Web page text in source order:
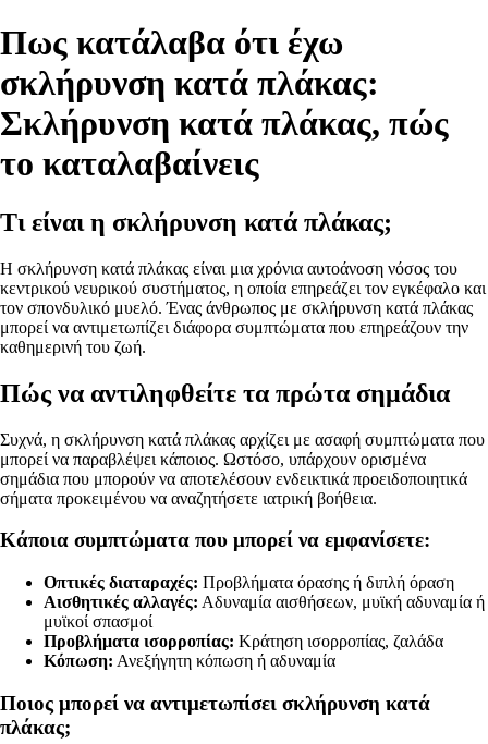
Πως κατάλαβα ότι έχω
σκλήρυνση κατά πλάκας:
Σκλήρυνση κατά πλάκας, πώς
το καταλαβαίνεις
Τι είναι η σκλήρυνση κατά πλάκας;
Η σκλήρυνση κατά πλάκας είναι μια χρόνια αυτοάνοση νόσος του
κεντρικού νευρικού συστήματος, η οποία επηρεάζει τον εγκέφαλο και
τον σπονδυλικό μυελό. Ένας άνθρωπος με σκλήρυνση κατά πλάκας
μπορεί να αντιμετωπίζει διάφορα συμπτώματα που επηρεάζουν την
καθημερινή του ζωή.
Πώς να αντιληφθείτε τα πρώτα σημάδια
Συχνά, η σκλήρυνση κατά πλάκας αρχίζει με ασαφή συμπτώματα που
μπορεί να παραβλέψει κάποιος. Ωστόσο, υπάρχουν ορισμένα
σημάδια που μπορούν να αποτελέσουν ενδεικτικά προειδοποιητικά
σήματα προκειμένου να αναζητήσετε ιατρική βοήθεια.
Κάποια συμπτώματα που μπορεί να εμφανίσετε:
Οπτικές διαταραχές: Προβλήματα όρασης ή διπλή όραση
Αισθητικές αλλαγές: Αδυναμία αισθήσεων, μυϊκή αδυναμία ή
μυϊκοί σπασμοί
Προβλήματα ισορροπίας: Κράτηση ισορροπίας, ζαλάδα
Κόπωση: Ανεξήγητη κόπωση ή αδυναμία
Ποιος μπορεί να αντιμετωπίσει σκλήρυνση κατά
πλάκας;